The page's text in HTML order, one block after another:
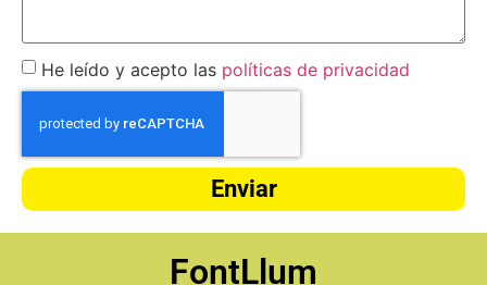
He leído y acepto las políticas de privacidad
Enviar
FontLlum